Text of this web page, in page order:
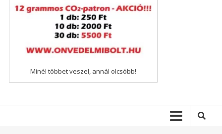
Minél többet veszel, annál olcsóbb!